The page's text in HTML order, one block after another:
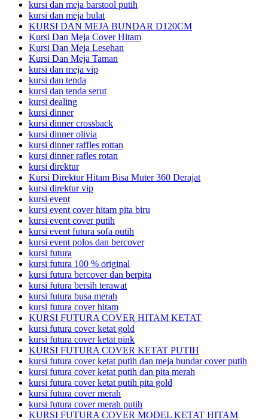
kursi dan meja barstool putih
kursi dan meja bulat
KURSI DAN MEJA BUNDAR D120CM
Kursi Dan Meja Cover Hitam
Kursi Dan Meja Lesehan
Kursi Dan Meja Taman
kursi dan meja vip
kursi dan tenda
kursi dan tenda serut
kursi dealing
kursi dinner
kursi dinner crossback
kursi dinner olivia
kursi dinner raffles rottan
kursi dinner rafles rotan
kursi direktur
Kursi Direktur Hitam Bisa Muter 360 Derajat
kursi direktur vip
kursi event
kursi event cover hitam pita biru
kursi event cover putih
kursi event futura sofa putih
kursi event polos dan bercover
kursi futura
kursi futura 100 % original
kursi futura bercover dan berpita
kursi futura bersih terawat
kursi futura busa merah
kursi futura cover hitam
KURSI FUTURA COVER HITAM KETAT
kursi futura cover ketat gold
kursi futura cover ketat pink
KURSI FUTURA COVER KETAT PUTIH
kursi futura cover ketat putih dan meja bundar cover putih
kursi futura cover ketat putih dan pita merah
kursi futura cover ketat putih pita gold
kursi futura cover merah
kursi futura cover merah putih
KURSI FUTURA COVER MODEL KETAT HITAM